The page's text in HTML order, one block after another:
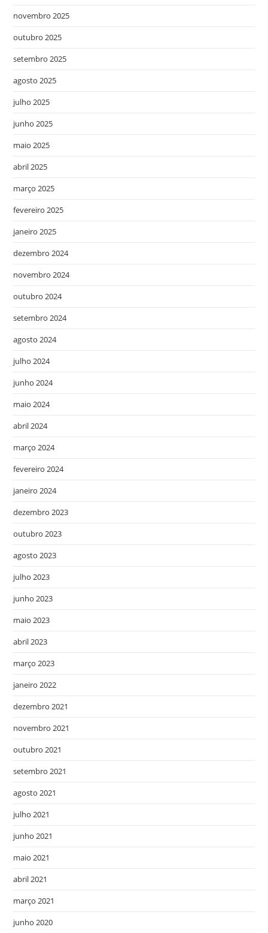
novembro 2025
outubro 2025
setembro 2025
agosto 2025
julho 2025
junho 2025
maio 2025
abril 2025
março 2025
fevereiro 2025
janeiro 2025
dezembro 2024
novembro 2024
outubro 2024
setembro 2024
agosto 2024
julho 2024
junho 2024
maio 2024
abril 2024
março 2024
fevereiro 2024
janeiro 2024
dezembro 2023
outubro 2023
agosto 2023
julho 2023
junho 2023
maio 2023
abril 2023
março 2023
janeiro 2022
dezembro 2021
novembro 2021
outubro 2021
setembro 2021
agosto 2021
julho 2021
junho 2021
maio 2021
abril 2021
março 2021
junho 2020